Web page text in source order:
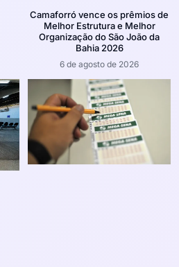
Camaforró vence os prêmios de
Melhor Estrutura e Melhor
Organização do São João da
Bahia 2026
6 de agosto de 2026